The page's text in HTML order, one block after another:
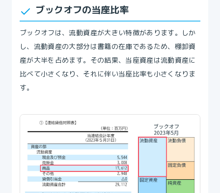
ブックオフの当座比率
ブックオフは、流動資産が大きい特徴があります。しか
し、流動資産の大部分は書籍の在庫であるため、棚卸資
産が大半を占めます。その結果、当座資産は流動資産に
比べて小さくなり、それに伴い当座比率も小さくなりま
す。